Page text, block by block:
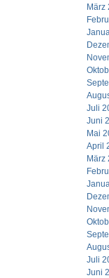
März
Juli
Juni
Mai
April
März
Juli
Juni